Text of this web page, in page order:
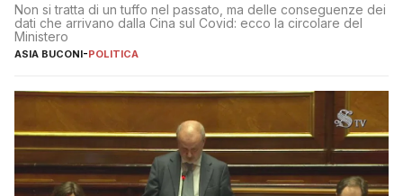
Non si tratta di un tuffo nel passato, ma delle conseguenze dei
dati che arrivano dalla Cina sul Covid: ecco la circolare del
Ministero
ASIA BUCONI-POLITICA